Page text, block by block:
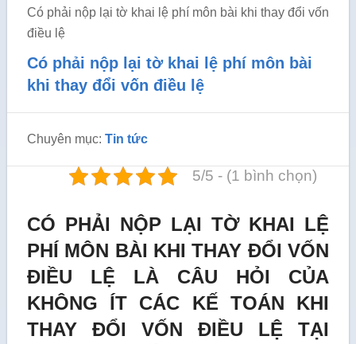
Có phải nộp lại tờ khai lệ phí môn bài khi thay đổi vốn
điều lệ
Có phải nộp lại tờ khai lệ phí môn bài
khi thay đổi vốn điều lệ
Chuyên mục: Tin tức
5/5 - (1 bình chọn)
CÓ PHẢI NỘP LẠI TỜ KHAI LỆ
PHÍ MÔN BÀI KHI THAY ĐỔI VỐN
ĐIỀU LỆ LÀ CÂU HỎI CỦA
KHÔNG ÍT CÁC KẾ TOÁN KHI
THAY ĐỔI VỐN ĐIỀU LỆ TẠI